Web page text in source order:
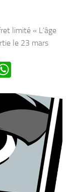
limité « L’âge
le 23 mars